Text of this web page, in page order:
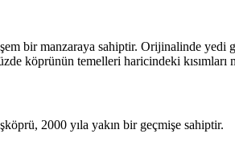
bir manzaraya sahiptir. Orijinalinde yedi
köprünün temelleri haricindeki kısımları
2000 yıla yakın bir geçmişe sahiptir.